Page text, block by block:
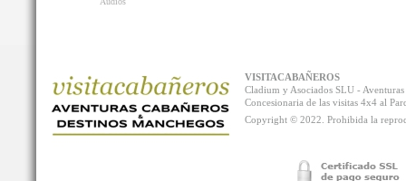
VISITACABAÑEROS
Cladium y Asociados SLU -
Concesionaria de las visitas 4x4 al
Copyright © 2022. Prohibida la